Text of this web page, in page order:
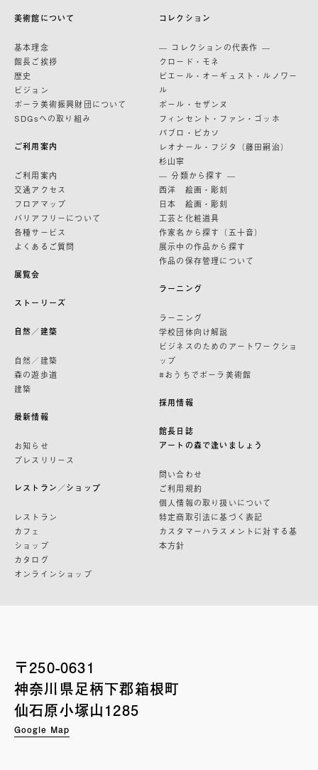
美術館について
基本理念
館長ご挨拶
歴史
ビジョン
ポーラ美術振興財団について
SDGsへの取り組み
ご利用案内
ご利用案内
交通アクセス
フロアマップ
バリアフリーについて
各種サービス
よくあるご質問
展覧会
ストーリーズ
自然／建築
自然／建築
森の遊歩道
建築
最新情報
お知らせ
プレスリリース
レストラン／ショップ
レストラン
カフェ
ショップ
カタログ
オンラインショップ
コレクション
— コレクションの代表作 —
クロード・モネ
ピエール・オーギュスト・ルノワー
ル
ポール・セザンヌ
フィンセント・ファン・ゴッホ
パブロ・ピカソ
レオナール・フジタ（藤田嗣治）
杉山寧
— 分類から探す —
西洋 絵画・彫刻
日本 絵画・彫刻
工芸と化粧道具
作家名から探す（五十音）
展示中の作品から探す
作品の保存管理について
ラーニング
ラーニング
学校団体向け解説
ビジネスのためのアートワークショ
ップ
#おうちでポーラ美術館
採用情報
館長日誌
アートの森で逢いましょう
問い合わせ
ご利用規約
個人情報の取り扱いについて
特定商取引法に基づく表記
カスタマーハラスメントに対する基
本方針
〒250-0631
神奈川県足柄下郡箱根町
仙石原小塚山1285
Google Map